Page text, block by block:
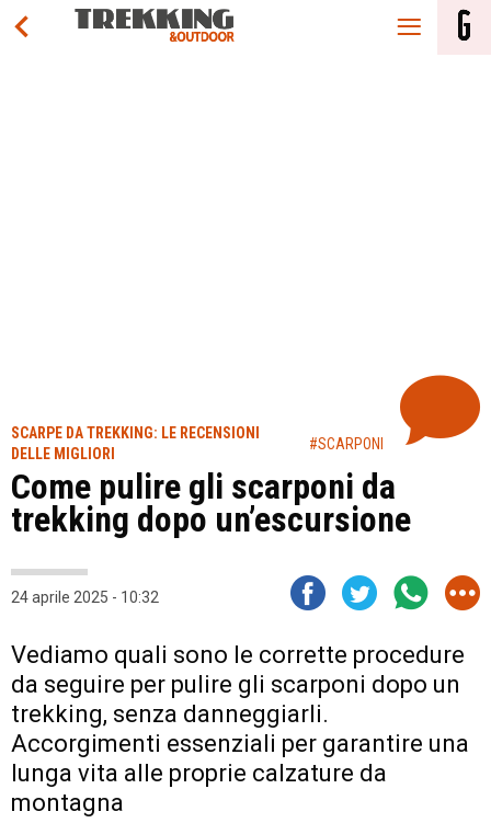
SCARPE DA TREKKING: LE RECENSIONI
DELLE MIGLIORI
#SCARPONI
Come pulire gli scarponi da
trekking dopo un’escursione
24 aprile 2025 - 10:32
Vediamo quali sono le corrette procedure
da seguire per pulire gli scarponi dopo un
trekking, senza danneggiarli.
Accorgimenti essenziali per garantire una
lunga vita alle proprie calzature da
montagna